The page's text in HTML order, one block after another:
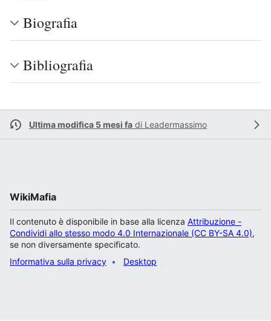
Biografia
Bibliografia
Ultima modifica 5 mesi fa di Leadermassimo
WikiMafia
Il contenuto è disponibile in base alla licenza Attribuzione -
Condividi allo stesso modo 4.0 Internazionale (CC BY-SA 4.0),
se non diversamente specificato.
Informativa sulla privacy
Desktop